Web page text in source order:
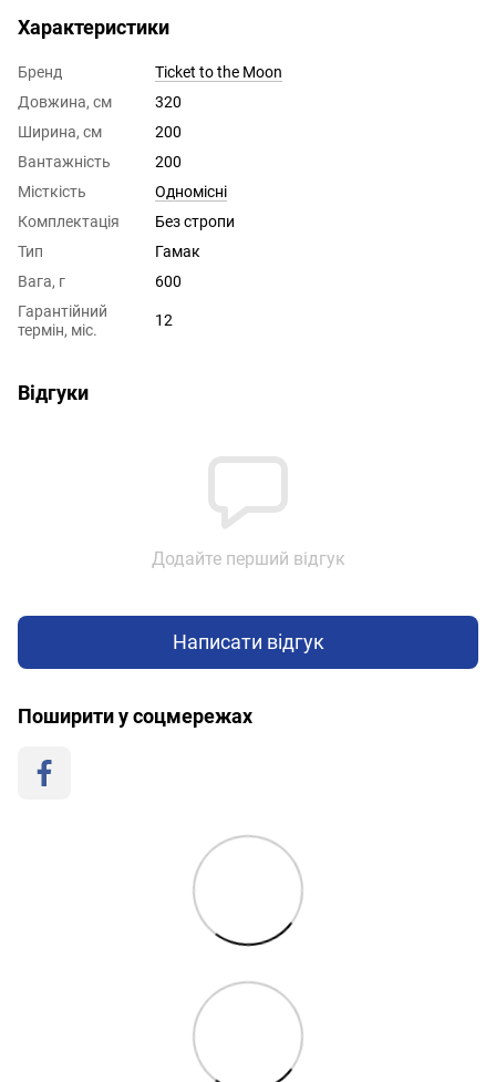
Характеристики
Бренд
Ticket to the Moon
Довжина, см
320
Ширина, см
200
Вантажність
200
Місткість
Одномісні
Комплектація
Без стропи
Тип
Гамак
Вага, г
600
Гарантійний
термін, міс.
12
Відгуки
Додайте перший відгук
Написати відгук
Поширити у соцмережах